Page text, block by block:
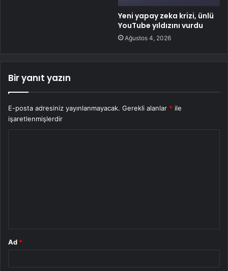
Yeni yapay zeka krizi, ünlü
YouTube yıldızını vurdu
Ağustos 4, 2026
Bir yanıt yazın
E-posta adresiniz yayınlanmayacak. Gerekli alanlar * ile
işaretlenmişlerdir
Ad *